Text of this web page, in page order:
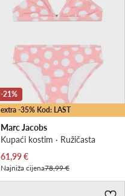
extra -35% Kod: LAST
-21%
Marc Jacobs
Kupaći kostim · Ružičasta
Trenutna cijena
61,99€
Najniža cijena78,99 €